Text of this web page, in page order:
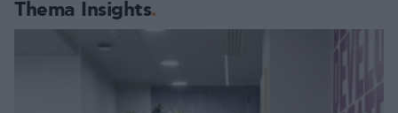
Thema Insights